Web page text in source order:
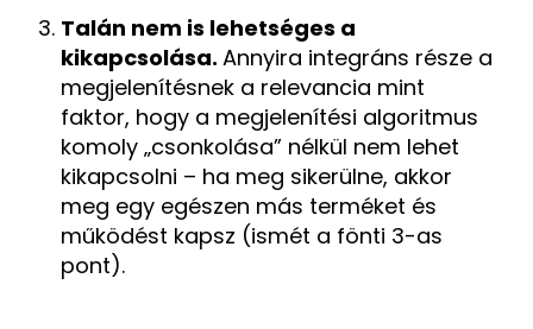
Talán nem is lehetséges a
kikapcsolása. Annyira integráns része a
megjelenítésnek a relevancia mint
faktor, hogy a megjelenítési algoritmus
komoly „csonkolása” nélkül nem lehet
kikapcsolni – ha meg sikerülne, akkor
meg egy egészen más terméket és
működést kapsz (ismét a fönti 3-as
pont).